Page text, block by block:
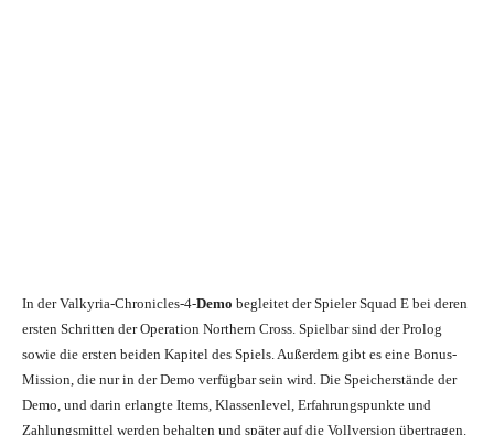
In der Valkyria-Chronicles-4-Demo begleitet der Spieler Squad E bei deren
ersten Schritten der Operation Northern Cross. Spielbar sind der Prolog
sowie die ersten beiden Kapitel des Spiels. Außerdem gibt es eine Bonus-
Mission, die nur in der Demo verfügbar sein wird. Die Speicherstände der
Demo, und darin erlangte Items, Klassenlevel, Erfahrungspunkte und
Zahlungsmittel werden behalten und später auf die Vollversion übertragen.